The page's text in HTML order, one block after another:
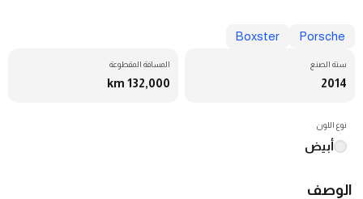
Porsche
Boxster
سنة الصنع
2014
المسافة المقطوعة
132,000 km
نوع اللون
أبيض
الوصف